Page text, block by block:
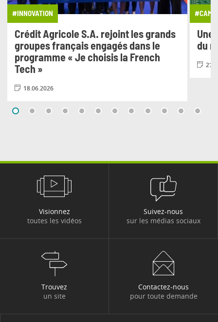
#INNOVATION
Crédit Agricole S.A. rejoint les grands
groupes français engagés dans le
programme « Je choisis la French
Tech »
18.06.2026
Une
du
Visionnez
toutes les vidéos
Suivez-nous
sur les médias sociaux
Trouvez
un site
Contactez-nous
pour toute demande